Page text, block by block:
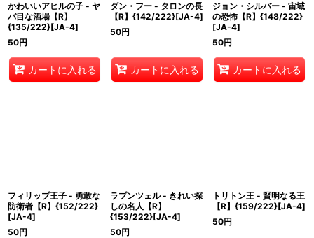
かわいいアヒルの子 - ヤ
バ目な酒場【R】
{135/222}[JA-4]
50円
カートに入れる
ダン・フー - タロンの長
【R】{142/222}[JA-4]
50円
カートに入れる
ジョン・シルバー - 宙域
の恐怖【R】{148/222}
[JA-4]
50円
カートに入れる
フィリップ王子 - 勇敢な
防衛者【R】{152/222}
[JA-4]
50円
ラプンツェル - きれい探
しの名人【R】
{153/222}[JA-4]
50円
トリトン王 - 賢明なる王
【R】{159/222}[JA-4]
50円